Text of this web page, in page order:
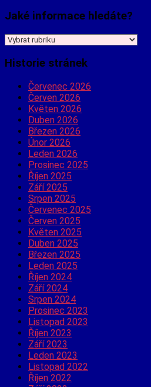
Jaké informace hledáte?
Jaké
hledáte?
Historie stránek
Červenec 2026
Červen 2026
Květen 2026
Duben 2026
Březen 2026
Únor 2026
Leden 2026
Prosinec 2025
Říjen 2025
Září 2025
Srpen 2025
Červenec 2025
Červen 2025
Květen 2025
Duben 2025
Březen 2025
Leden 2025
Říjen 2024
Září 2024
Srpen 2024
Prosinec 2023
Listopad 2023
Říjen 2023
Září 2023
Leden 2023
Listopad 2022
Říjen 2022